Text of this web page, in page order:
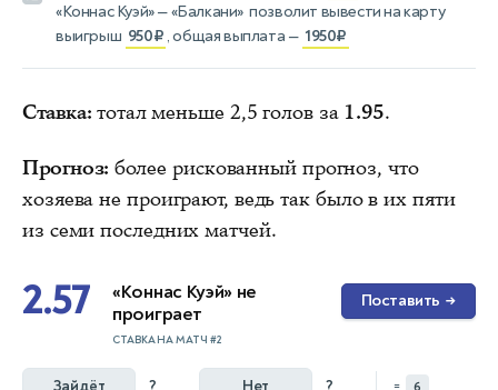
«Коннас Куэй» — «Балкани» позволит вывести на карту
выигрыш 950₽ , общая выплата — 1950₽
Ставка: тотал меньше 2,5 голов за 1.95.
Прогноз: более рискованный прогноз, что
хозяева не проиграют, ведь так было в их пяти
из семи последних матчей.
2.57
«Коннас Куэй» не
проиграет
СТАВКА НА МАТЧ #2
Поставить →